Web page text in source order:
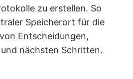
zu erstellen. So
Speicherort für die
Entscheidungen,
nächsten Schritten.